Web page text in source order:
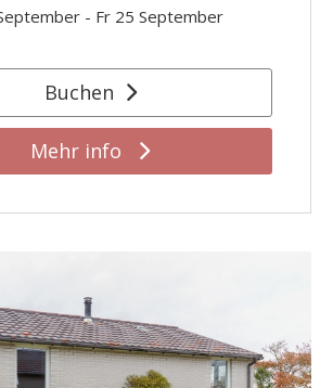
- Fr 25 September
Buchen
Mehr info